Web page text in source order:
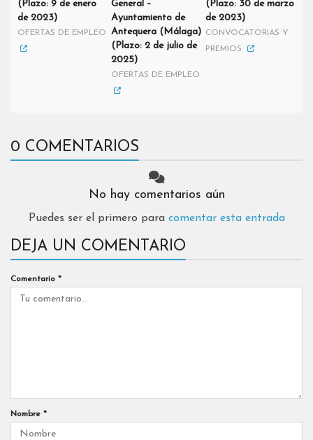
(Plazo: 9 de enero
de 2023)
OFERTAS DE EMPLEO
General –
Ayuntamiento de
Antequera (Málaga)
(Plazo: 2 de julio de
2025)
OFERTAS DE EMPLEO
(Plazo: 30 de marzo
de 2023)
CONVOCATORIAS Y
PREMIOS
0 COMENTARIOS
No hay comentarios aún
Puedes ser el primero para comentar esta entrada
DEJA UN COMENTARIO
Comentario *
Nombre *